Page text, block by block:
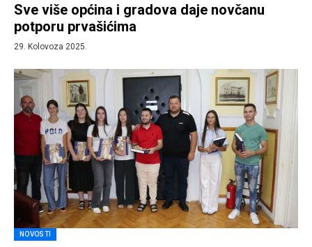
Sve više općina i gradova daje novčanu
potporu prvašićima
29. Kolovoza 2025.
NOVOSTI